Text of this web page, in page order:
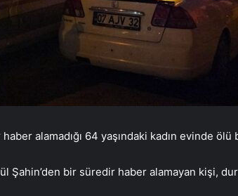
haber alamadığı 64 yaşındaki kadın evinde ölü
Şahin’den bir süredir haber alamayan kişi,